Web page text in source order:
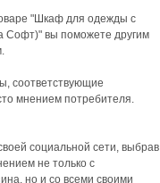
"Шкаф для одежды с
Софт)" вы поможете другим
соответствующие
мнением потребителя.
социальной сети, выбрав
не только с
но и со всеми своими